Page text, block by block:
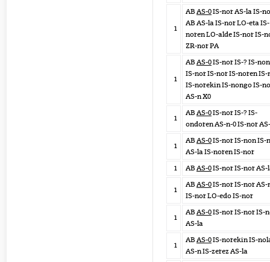
1
AB AS-0IS-nor AS-la IS-
AB AS-la IS-nor LO-eta IS-
noren LO-alde IS-nor IS-
ZR-nor PA
1
AB AS-0IS-nor IS-? IS-
IS-nor IS-nor IS-noren IS-
IS-norekin IS-nongo IS-
AS-n X0
1
AB AS-0IS-nor IS-? IS-
ondoren AS-n-0 IS-nor
1
AB AS-0IS-nor IS-non IS-
AS-la IS-noren IS-nor
1
AB AS-0IS-nor IS-nor AS-
1
AB AS-0IS-nor IS-nor AS-
IS-nor LO-edo IS-nor
1
AB AS-0IS-nor IS-nor IS-
AS-la
1
AB AS-0IS-norekin IS-
AS-n IS-zerez AS-la